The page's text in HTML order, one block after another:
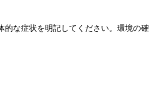
的な症状を明記してください。環境の確